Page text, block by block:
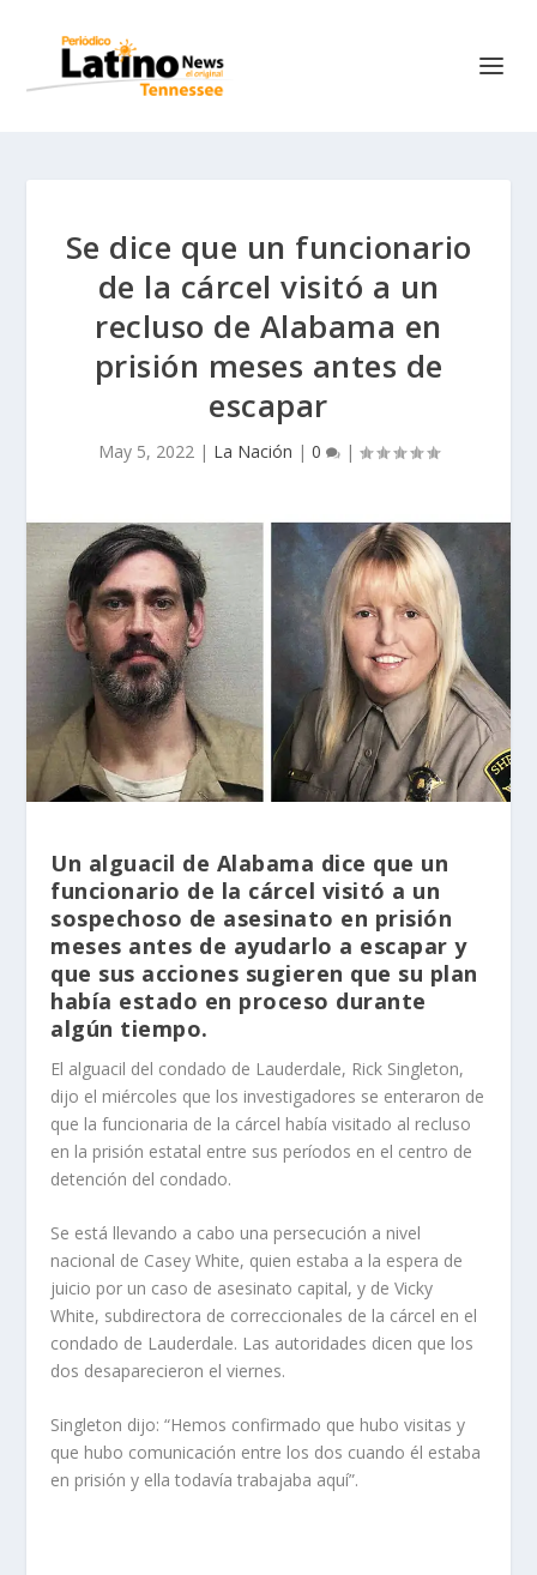
Se dice que un funcionario
de la cárcel visitó a un
recluso de Alabama en
prisión meses antes de
escapar
May 5, 2022 | La Nación | 0 |
Un alguacil de Alabama dice que un
funcionario de la cárcel visitó a un
sospechoso de asesinato en prisión
meses antes de ayudarlo a escapar y
que sus acciones sugieren que su plan
había estado en proceso durante
algún tiempo.
El alguacil del condado de Lauderdale, Rick Singleton,
dijo el miércoles que los investigadores se enteraron de
que la funcionaria de la cárcel había visitado al recluso
en la prisión estatal entre sus períodos en el centro de
detención del condado.
Se está llevando a cabo una persecución a nivel
nacional de Casey White, quien estaba a la espera de
juicio por un caso de asesinato capital, y de Vicky
White, subdirectora de correccionales de la cárcel en el
condado de Lauderdale. Las autoridades dicen que los
dos desaparecieron el viernes.
Singleton dijo: “Hemos confirmado que hubo visitas y
que hubo comunicación entre los dos cuando él estaba
en prisión y ella todavía trabajaba aquí”.